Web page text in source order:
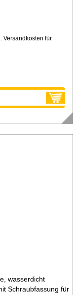
Versandkosten für
wasserdicht
Schraubfassung für